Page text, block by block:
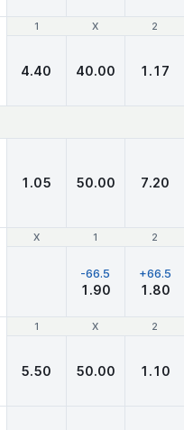
1 X 2
1 X 2
4.40 40.00 1.17
1.05 50.00 7.20
Χ 1 2
Χ 1 2
-66.5
1.90
+66.5
1.80
1 X 2
1 X 2
5.50 50.00 1.10